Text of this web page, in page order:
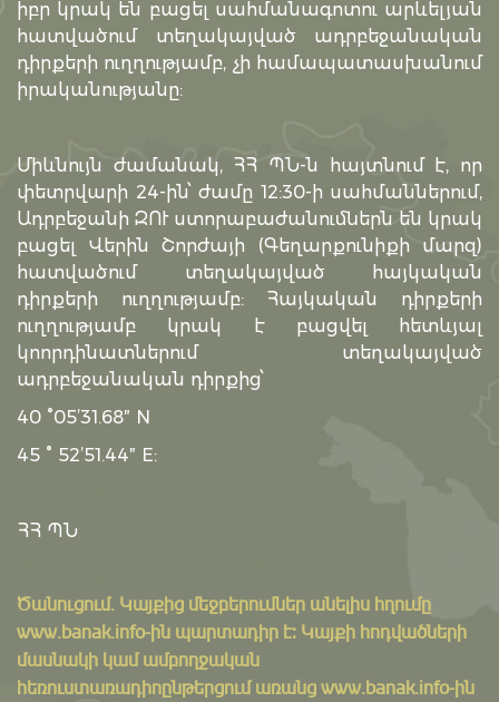
իբր կրակ են բացել սահմանագոտու արևելյան
հատվածում տեղակայված ադրբեջանական
դիրքերի ուղղությամբ, չի համապատասխանում
իրականությանը:
Միևնույն ժամանակ, ՀՀ ՊՆ-ն հայտնում է, որ
փետրվարի 24-ին՝ ժամը 12:30-ի սահմաններում,
Ադրբեջանի ԶՈՒ ստորաբաժանումներն են կրակ
բացել Վերին Շորժայի (Գեղարքունիքի մարզ)
հատվածում տեղակայված հայկական
դիրքերի ուղղությամբ: Հայկական դիրքերի
ուղղությամբ կրակ է բացվել հետևյալ
կոորդինատներում տեղակայված
ադրբեջանական դիրքից՝
40 °05’31.68″ N
45 ° 52’51.44″ E:
ՀՀ ՊՆ
Ծանուցում․ Կայքից մեջբերումներ անելիս հղումը
www.banak.info-ին պարտադիր է: Կայքի հոդվածների
մասնակի կամ ամբողջական
հեռուստառադիոընթերցում առանց www.banak.info-ին